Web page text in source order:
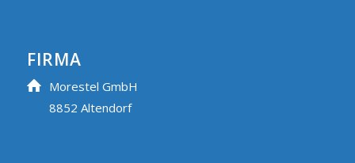
FIRMA
Morestel GmbH
8852 Altendorf